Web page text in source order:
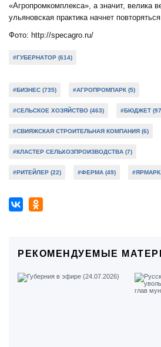
«Агропромкомплекса», а значит, велика
ульяновская практика начнет
Фото: http://specagro.ru/
#ГУБЕРНАТОР (614)
#БИЗНЕС (735) #АГРОПРОМПАРК (5)
#СЕЛЬСКОЕ ХОЗЯЙСТВО (463) #БЮДЖЕТ
#СВИЯЖСКАЯ СТРОИТЕЛЬНАЯ КОМПАНИЯ (6)
#КЛАСТЕР СЕЛЬХОЗПРОИЗВОДСТВА (7)
#РИТЕЙЛЕР (22) #ФЕРМА (49)
РЕКОМЕНДУЕМЫЕ